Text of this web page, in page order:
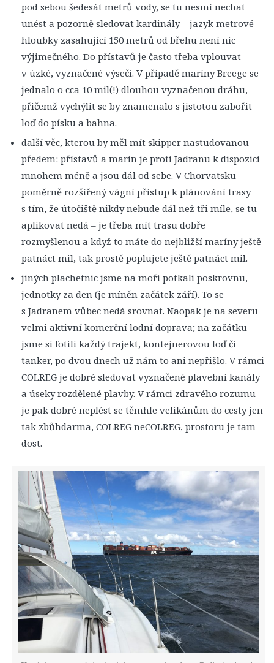
pod sebou šedesát metrů vody, se tu nesmí nechat
unést a pozorně sledovat kardinály – jazyk metrové
hloubky zasahující 150 metrů od břehu není nic
výjimečného. Do přístavů je často třeba vplouvat
v úzké, vyznačené výseči. V případě maríny Breege se
jednalo o cca 10 mil(!) dlouhou vyznačenou dráhu,
přičemž vychýlit se by znamenalo s jistotou zabořit
loď do písku a bahna.
další věc, kterou by měl mít skipper nastudovanou
předem: přístavů a marín je proti Jadranu k dispozici
mnohem méně a jsou dál od sebe. V Chorvatsku
poměrně rozšířený vágní přístup k plánování trasy
s tím, že útočiště nikdy nebude dál než tři míle, se tu
aplikovat nedá – je třeba mít trasu dobře
rozmyšlenou a když to máte do nejbližší maríny ještě
patnáct mil, tak prostě poplujete ještě patnáct mil.
jiných plachetnic jsme na moři potkali poskrovnu,
jednotky za den (je míněn začátek září). To se
s Jadranem vůbec nedá srovnat. Naopak je na severu
velmi aktivní komerční lodní doprava; na začátku
jsme si fotili každý trajekt, kontejnerovou loď či
tanker, po dvou dnech už nám to ani nepřišlo. V rámci
COLREG je dobré sledovat vyznačené plavební kanály
a úseky rozdělené plavby. V rámci zdravého rozumu
je pak dobré neplést se těmhle velikánům do cesty jen
tak zbůhdarma, COLREG neCOLREG, prostoru je tam
dost.